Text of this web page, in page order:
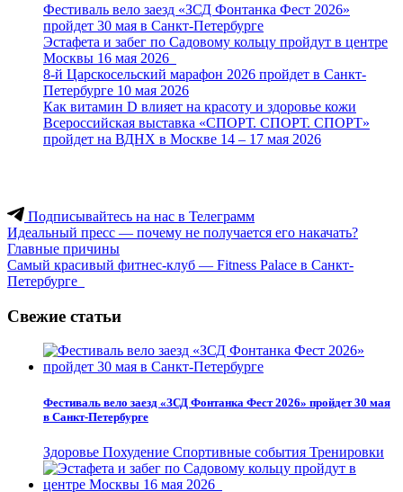
Фестиваль вело заезд «ЗСД Фонтанка Фест 2026»
пройдет 30 мая в Санкт-Петербурге
Эстафета и забег по Садовому кольцу пройдут в центре
Москвы 16 мая 2026
8-й Царскосельский марафон 2026 пройдет в Санкт-
Петербурге 10 мая 2026
Как витамин D влияет на красоту и здоровье кожи
Всероссийская выставка «СПОРТ. СПОРТ. СПОРТ»
пройдет на ВДНХ в Москве 14 – 17 мая 2026
Подписывайтесь на нас в Телеграмм
Навигация
по
записям
Идеальный пресс — почему не получается его накачать?
Главные причины
Самый красивый фитнес-клуб — Fitness Palace в Санкт-
Петербурге
Свежие статьи
Фестиваль вело заезд «ЗСД Фонтанка Фест 2026» пройдет 30 мая
в Санкт-Петербурге
Здоровье Похудение Спортивные события Тренировки